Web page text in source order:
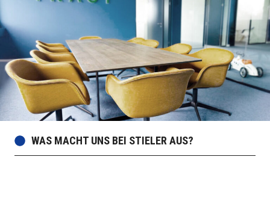
WAS MACHT UNS BEI STIELER AUS?